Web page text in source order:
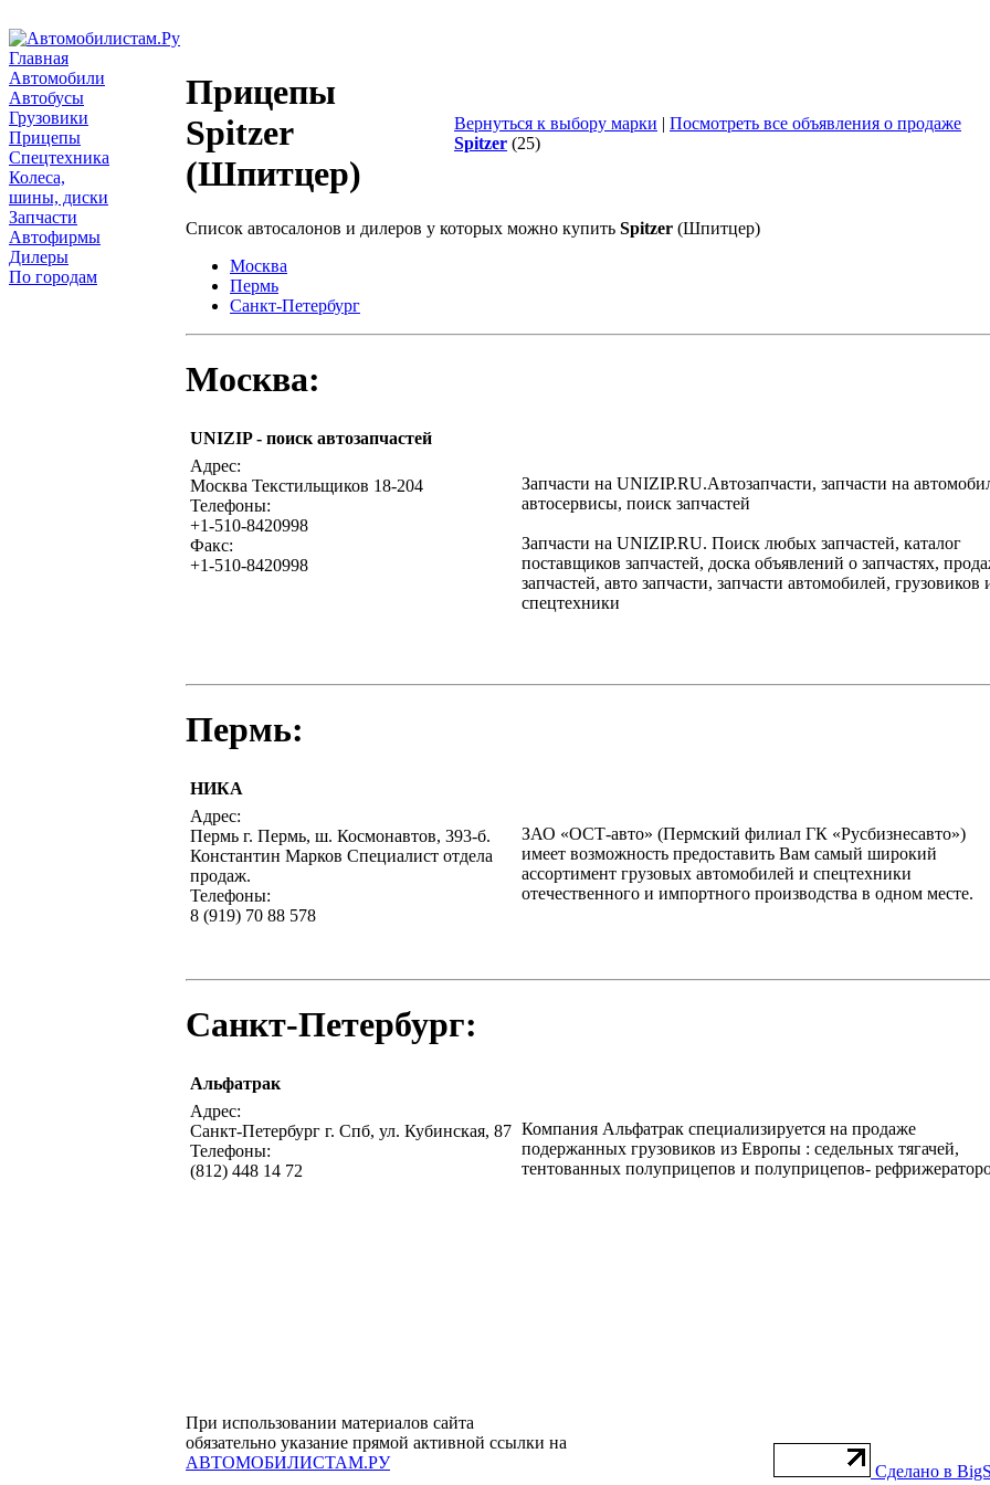
Главная
Автомобили
Автобусы
Грузовики
Прицепы
Спецтехника
Колеса,
шины, диски
Запчасти
Автофирмы
Дилеры
По городам
Прицепы
Spitzer
(Шпитцер)
Вернуться к выбору марки | Посмотреть все объявления о продаже
Spitzer (25)
Список автосалонов и дилеров у которых можно купить Spitzer (Шпитцер)
Москва
Пермь
Санкт-Петербург
Москва:
UNIZIP - поиск автозапчастей
Адрес:
Москва Текстильщиков 18-204
Телефоны:
+1-510-8420998
Факс:
+1-510-8420998
Запчасти на UNIZIP.RU.Автозапчасти, запчасти на
автосервисы, поиск запчастей
Запчасти на UNIZIP.RU. Поиск любых запчастей, каталог
поставщиков запчастей, доска объявлений о запчастях,
запчастей, авто запчасти, запчасти автомобилей, грузовиков
спецтехники
Пермь:
НИКА
Адрес:
Пермь г. Пермь, ш. Космонавтов, 393-б.
Константин Марков Специалист отдела
продаж.
Телефоны:
8 (919) 70 88 578
ЗАО «ОСТ-авто» (Пермский филиал ГК «Русбизнесавто»)
имеет возможность предоставить Вам самый широкий
ассортимент грузовых автомобилей и спецтехники
отечественного и импортного производства в одном месте.
Санкт-Петербург:
Альфатрак
Адрес:
Санкт-Петербург г. Спб, ул. Кубинская, 87
Телефоны:
(812) 448 14 72
Компания Альфатрак специализируется на продаже
подержанных грузовиков из Европы : седельных тягачей,
тентованных полуприцепов и полуприцепов-
При использовании материалов сайта
обязательно указание прямой активной ссылки на
АВТОМОБИЛИСТАМ.РУ
Сделано в